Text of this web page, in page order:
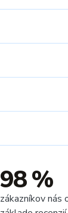
98 %
zákazníkov nás